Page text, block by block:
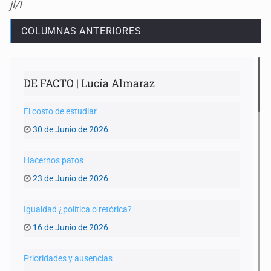
jl/I
COLUMNAS ANTERIORES
DE FACTO | Lucía Almaraz
El costo de estudiar
30 de Junio de 2026
Hacernos patos
23 de Junio de 2026
Igualdad ¿política o retórica?
16 de Junio de 2026
Prioridades y ausencias